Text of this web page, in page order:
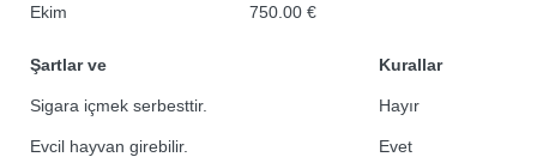
Ekim 750.00 €
Şartlar ve Kurallar
Sigara içmek serbesttir. Hayır
Evcil hayvan girebilir. Evet